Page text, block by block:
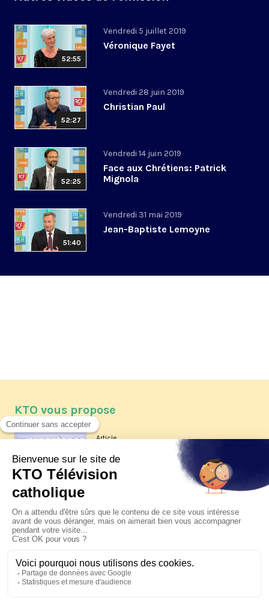
52:55
Vendredi 5 juillet 2019
Véronique Fayet
52:27
Vendredi 28 juin 2019
Christian Paul
52:25
Vendredi 14 juin 2019
Face aux Chrétiens: Patrick
Mignola
51:40
Vendredi 31 mai 2019
Jean-Baptiste Lemoyne
KTO vous propose
Article
Les reportages d'été 2026 de KTO
La visite pastorale du pape Léon
XIV à Assise à suivre sur KTO le
jeudi 6 août
Le pape en Uruguay, Argentine et
Pérou du 6 au 17 novembre 2026